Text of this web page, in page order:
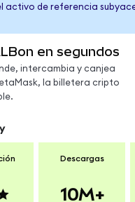
activo de referencia
en segundos
intercambia y canjea
la billetera cripto
Descargas
10M+